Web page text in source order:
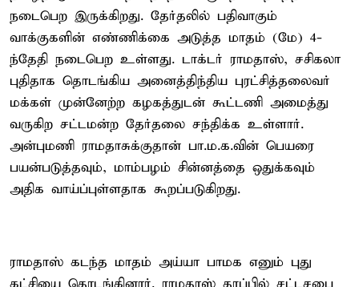
நடைபெற இருக்கிறது. தேர்தலில் பதிவாகும்
வாக்குகளின் எண்ணிக்கை அடுத்த மாதம் (மே) 4-
ந்தேதி நடைபெற உள்ளது. டாக்டர் ராமதாஸ், சசிகலா
புதிதாக தொடங்கிய அனைத்திந்திய புரட்சித்தலைவர்
மக்கள் முன்னேற்ற கழகத்துடன் கூட்டணி அமைத்து
வருகிற சட்டமன்ற தேர்தலை சந்திக்க உள்ளார்.
அன்புமணி ராமதாசுக்குதான் பா.ம.க.வின் பெயரை
பயன்படுத்தவும், மாம்பழம் சின்னத்தை ஒதுக்கவும்
அதிக வாய்ப்புள்ளதாக கூறப்படுகிறது.
ராமதாஸ் கடந்த மாதம் அய்யா பாமக எனும் புது